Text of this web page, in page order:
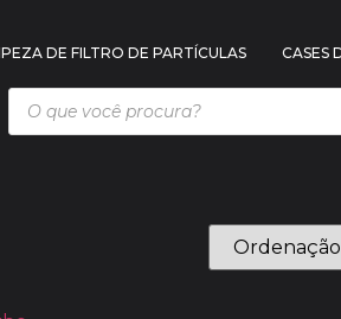
DE FILTRO DE PARTÍCULAS CASES